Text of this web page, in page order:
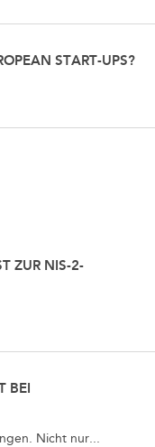
START-UPS?
ZUR NIS-2-
BEI
Nicht nur...